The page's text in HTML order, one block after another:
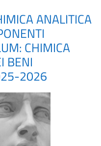
ANALITICA
CHIMICA
BENI
2026